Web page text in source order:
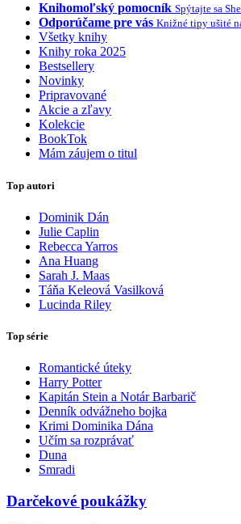
Knihomoľský pomocník Spýtajte sa
Odporúčame pre vás Knižné tipy ušité
Všetky knihy
Knihy roka 2025
Bestsellery
Novinky
Pripravované
Akcie a zľavy
Kolekcie
BookTok
Mám záujem o titul
Top autori
Dominik Dán
Julie Caplin
Rebecca Yarros
Ana Huang
Sarah J. Maas
Táňa Keleová Vasilková
Lucinda Riley
Top série
Romantické úteky
Harry Potter
Kapitán Stein a Notár Barbarič
Denník odvážneho bojka
Krimi Dominika Dána
Učím sa rozprávať
Duna
Smradi
Darčekové poukážky